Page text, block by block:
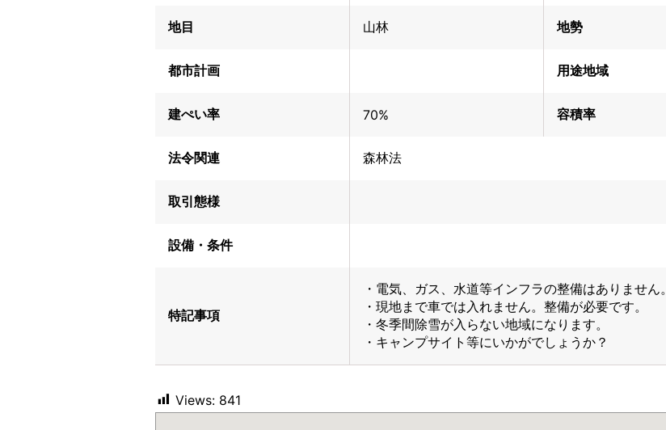
地目 山林 地勢
都市計画 用途地域
建ぺい率 70% 容積率
法令関連 森林法
取引態様
設備・条件
特記事項
・電気、ガス、水道等インフラの整備はありません。
・現地まで車では入れません。整備が必要です。
・冬季間除雪が入らない地域になります。
・キャンプサイト等にいかがでしょうか？
Views: 841